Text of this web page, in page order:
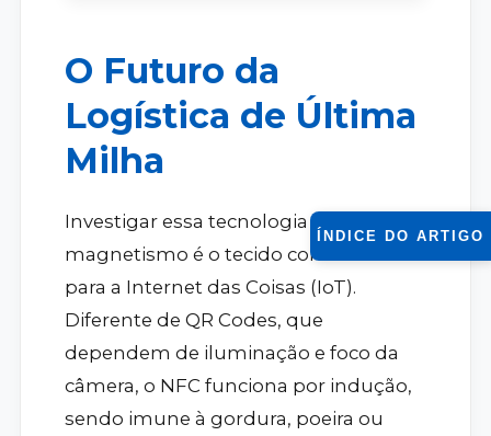
ÍNDICE DO ARTIGO
O Futuro da
Logística de Última
Milha
Investigar essa tecnologia revela que o
magnetismo é o tecido conectivo ideal
para a Internet das Coisas (IoT).
Diferente de QR Codes, que
dependem de iluminação e foco da
câmera, o NFC funciona por indução,
sendo imune à gordura, poeira ou